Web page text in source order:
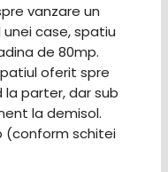
vanzare un
case, spatiu
de 80mp.
oferit spre
parter, dar sub
la demisol.
(conform schitei